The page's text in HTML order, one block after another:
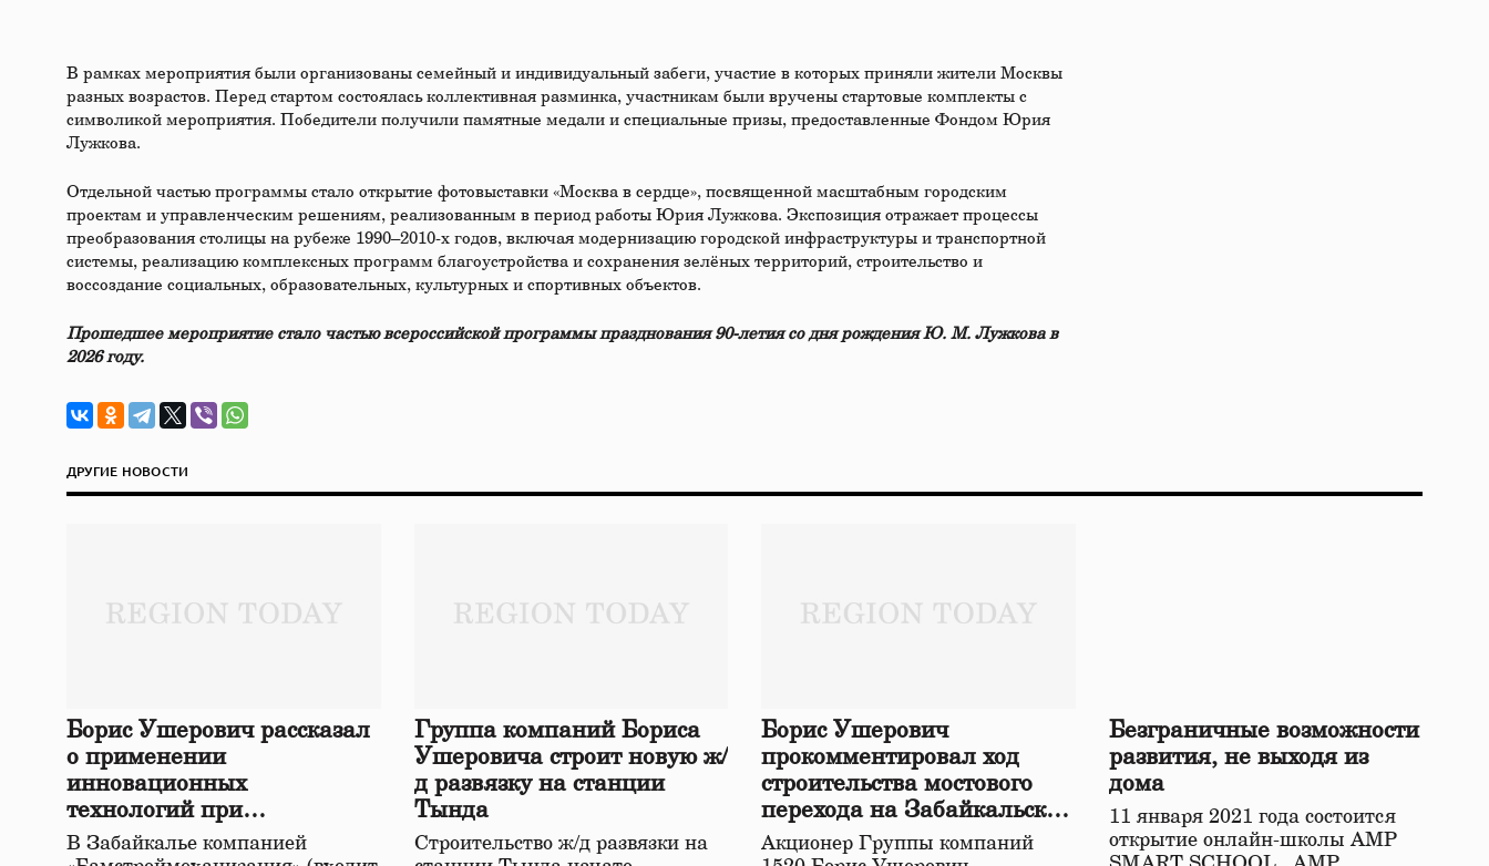
В рамках мероприятия были организованы семейный и индивидуальный забеги, участие в которых приняли жители Москвы
разных возрастов. Перед стартом состоялась коллективная разминка, участникам были вручены стартовые комплекты с
символикой мероприятия. Победители получили памятные медали и специальные призы, предоставленные Фондом Юрия
Лужкова.
Отдельной частью программы стало открытие фотовыставки «Москва в сердце», посвященной масштабным городским
проектам и управленческим решениям, реализованным в период работы Юрия Лужкова. Экспозиция отражает процессы
преобразования столицы на рубеже 1990–2010-х годов, включая модернизацию городской инфраструктуры и транспортной
системы, реализацию комплексных программ благоустройства и сохранения зелёных территорий, строительство и
воссоздание социальных, образовательных, культурных и спортивных объектов.
Прошедшее мероприятие стало частью всероссийской программы празднования 90-летия со дня рождения Ю. М. Лужкова в
2026 году.
ДРУГИЕ НОВОСТИ
Борис Ушерович рассказал
о применении
инновационных
технологий при
строительстве нового моста
В Забайкалье компанией
Группа компаний Бориса
Ушеровича строит новую ж/
д развязку на станции
Тында
Строительство ж/д развязки на
Борис Ушерович
прокомментировал ход
строительства мостового
перехода на Забайкальской
железной дороге
Акционер Группы компаний
Безграничные возможности
развития, не выходя из
дома
11 января 2021 года состоится
открытие онлайн-школы АМР